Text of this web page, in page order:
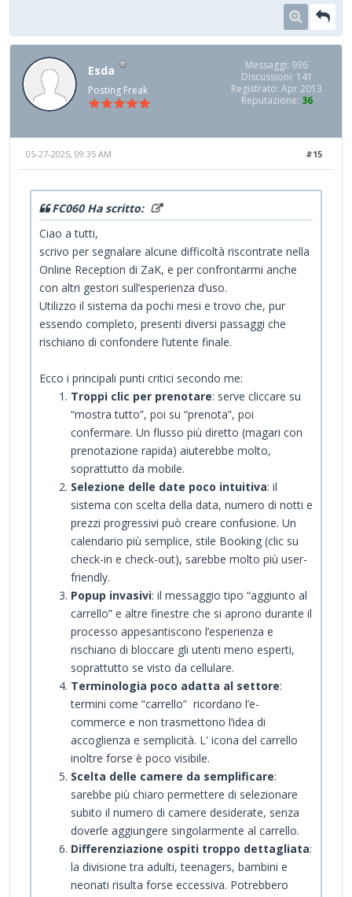
Esda
Posting Freak
Messaggi: 936
Discussioni: 141
Registrato: Apr 2013
Reputazione: 36
#15
05-27-2025, 09:35 AM
FC060 Ha scritto:
Ciao a tutti,
scrivo per segnalare alcune difficoltà riscontrate nella
Online Reception di ZaK, e per confrontarmi anche
con altri gestori sull’esperienza d’uso.
Utilizzo il sistema da pochi mesi e trovo che, pur
essendo completo, presenti diversi passaggi che
rischiano di confondere l’utente finale.
Ecco i principali punti critici secondo me:
Troppi clic per prenotare: serve cliccare su
“mostra tutto”, poi su “prenota”, poi
confermare. Un flusso più diretto (magari con
prenotazione rapida) aiuterebbe molto,
soprattutto da mobile.
Selezione delle date poco intuitiva: il
sistema con scelta della data, numero di notti e
prezzi progressivi può creare confusione. Un
calendario più semplice, stile Booking (clic su
check-in e check-out), sarebbe molto più user-
friendly.
Popup invasivi: il messaggio tipo “aggiunto al
carrello” e altre finestre che si aprono durante il
processo appesantiscono l’esperienza e
rischiano di bloccare gli utenti meno esperti,
soprattutto se visto da cellulare.
Terminologia poco adatta al settore:
termini come “carrello” ricordano l’e-
commerce e non trasmettono l’idea di
accoglienza e semplicità. L' icona del carrello
inoltre forse è poco visibile.
Scelta delle camere da semplificare:
sarebbe più chiaro permettere di selezionare
subito il numero di camere desiderate, senza
doverle aggiungere singolarmente al carrello.
Differenziazione ospiti troppo dettagliata:
la divisione tra adulti, teenagers, bambini e
neonati risulta forse eccessiva. Potrebbero